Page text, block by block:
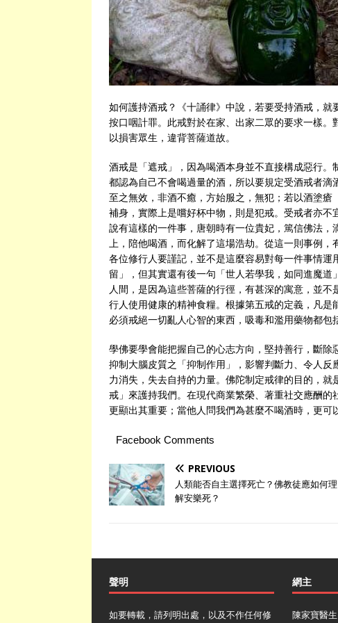
如何護持酒戒？《十誦律》中說，若要受持酒戒，就
按口咽計罪。此戒對於在家、出家二眾的要求一樣。
以損害眾生，違背菩薩道故。
酒戒是「遮戒」，因為喝酒本身並不直接構成惡行
都認為自己不會喝過量的酒，所以要規定受酒戒者
至之無效，非酒不癒，方始服之，無犯；若以酒塗
補身，實際上是嚐好杯中物，則是犯戒。受戒者亦
說有這樣的一件事，唐朝時有一位貴妃，篤信佛法
上，陪他喝酒，而化解了這場浩劫。從這一則事例
各位修行人要謹記，並不是這麼容易對每一件事情
留」，但其實還有後一句「世人若學我，如同進魔
人間，是因為這些菩薩的行徑，有甚深的寓意，並
行人使用健康的精神食糧。根據第五戒的定義，凡
必須戒絕一切亂人心智的東西，吸毒和濫用藥物都包
學佛要學會能把握自己的心志方向，堅持善行，斷
抑制大腦皮質之「抑制作用」，影響判斷力、令人
力消失，失去自持的力量。佛陀制定戒律的目的，
戒」來護持我們。在現代商業繁榮、著重社交應酬
更顯出其重要；當他人問我們為甚麼不喝酒時，更可
Facebook Comments
PREVIOUS
人類能否自主選擇死亡？佛教徒應如何理
解安樂死？
聲明
如要轉載，請列明出處，以及不作任何修
網主
陳家寶醫生